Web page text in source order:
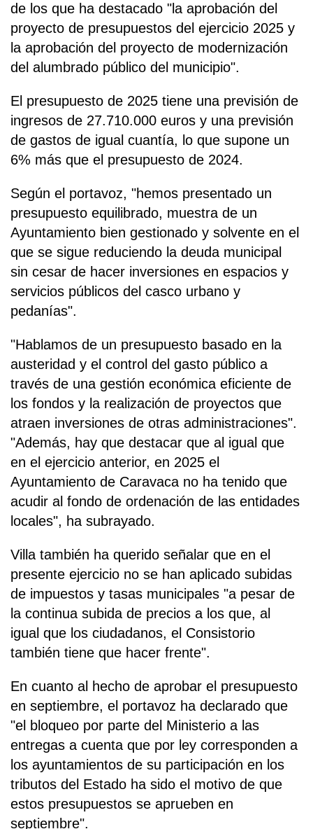
de los que ha destacado "la aprobación del
proyecto de presupuestos del ejercicio 2025 y
la aprobación del proyecto de modernización
del alumbrado público del municipio".
El presupuesto de 2025 tiene una previsión de
ingresos de 27.710.000 euros y una previsión
de gastos de igual cuantía, lo que supone un
6% más que el presupuesto de 2024.
Según el portavoz, "hemos presentado un
presupuesto equilibrado, muestra de un
Ayuntamiento bien gestionado y solvente en el
que se sigue reduciendo la deuda municipal
sin cesar de hacer inversiones en espacios y
servicios públicos del casco urbano y
pedanías".
"Hablamos de un presupuesto basado en la
austeridad y el control del gasto público a
través de una gestión económica eficiente de
los fondos y la realización de proyectos que
atraen inversiones de otras administraciones".
"Además, hay que destacar que al igual que
en el ejercicio anterior, en 2025 el
Ayuntamiento de Caravaca no ha tenido que
acudir al fondo de ordenación de las entidades
locales", ha subrayado.
Villa también ha querido señalar que en el
presente ejercicio no se han aplicado subidas
de impuestos y tasas municipales "a pesar de
la continua subida de precios a los que, al
igual que los ciudadanos, el Consistorio
también tiene que hacer frente".
En cuanto al hecho de aprobar el presupuesto
en septiembre, el portavoz ha declarado que
"el bloqueo por parte del Ministerio a las
entregas a cuenta que por ley corresponden a
los ayuntamientos de su participación en los
tributos del Estado ha sido el motivo de que
estos presupuestos se aprueben en
septiembre".